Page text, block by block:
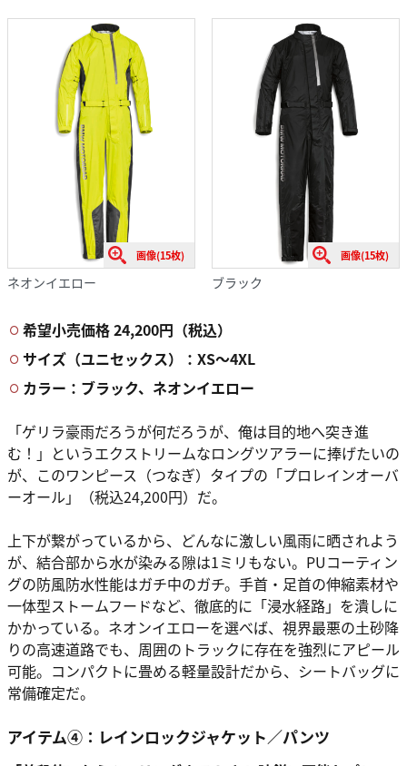
画像(15枚)
ネオンイエロー
画像(15枚)
ブラック
希望小売価格24,200円（税込）
サイズ（ユニセックス）：XS〜4XL
カラー：ブラック、ネオンイエロー
「ゲリラ豪雨だろうが何だろうが、俺は目的地へ突き進
む！」というエクストリームなロングツアラーに捧げたいの
が、このワンピース（つなぎ）タイプの「プロレインオーバ
ーオール」（税込24,200円）だ。
上下が繋がっているから、どんなに激しい風雨に晒されよう
が、結合部から水が染みる隙は1ミリもない。PUコーティン
グの防風防水性能はガチ中のガチ。手首・足首の伸縮素材や
一体型ストームフードなど、徹底的に「浸水経路」を潰しに
かかっている。ネオンイエローを選べば、視界最悪の土砂降
りの高速道路でも、周囲のトラックに存在を強烈にアピール
可能。コンパクトに畳める軽量設計だから、シートバッグに
常備確定だ。
アイテム④：レインロックジャケット／パンツ